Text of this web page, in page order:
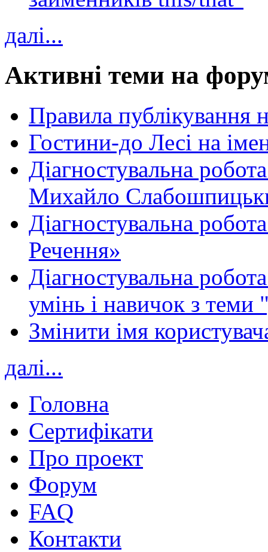
далі...
Активні теми на
Правила публікування
Гостини-до Лесі на
Діагностувальна
Михайло
Діагностувальна
Речення»
Діагностувальна
умінь і навичок з теми
Змінити імя
далі...
Головна
Сертифікати
Про проект
Форум
FAQ
Контакти